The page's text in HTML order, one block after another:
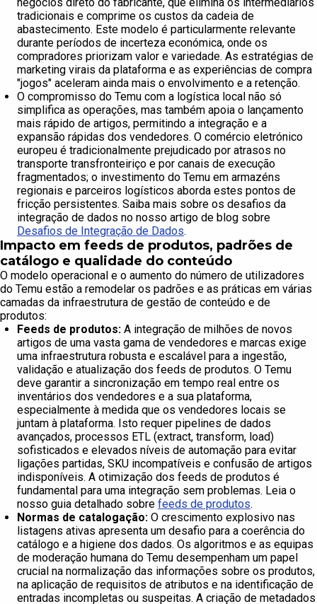
tradicionais e comprime os custos da cadeia de
abastecimento. Este modelo é particularmente relevante
durante períodos de incerteza económica, onde os
compradores priorizam valor e variedade. As estratégias de
marketing virais da plataforma e as experiências de compra
"jogos" aceleram ainda mais o envolvimento e a retenção.
O compromisso do Temu com a logística local não só
simplifica as operações, mas também apoia o lançamento
mais rápido de artigos, permitindo a integração e a
expansão rápidas dos vendedores. O comércio eletrónico
europeu é tradicionalmente prejudicado por atrasos no
transporte transfronteiriço e por canais de execução
fragmentados; o investimento do Temu em armazéns
regionais e parceiros logísticos aborda estes pontos de
fricção persistentes. Saiba mais sobre os desafios da
integração de dados no nosso artigo de blog sobre
Desafios de Integração de Dados.
Impacto em feeds de produtos, padrões de
catálogo e qualidade do conteúdo
O modelo operacional e o aumento do número de utilizadores
do Temu estão a remodelar os padrões e as práticas em várias
camadas da infraestrutura de gestão de conteúdo e de
produtos:
Feeds de produtos: A integração de milhões de novos
artigos de uma vasta gama de vendedores e marcas exige
uma infraestrutura robusta e escalável para a ingestão,
validação e atualização dos feeds de produtos. O Temu
deve garantir a sincronização em tempo real entre os
inventários dos vendedores e a sua plataforma,
especialmente à medida que os vendedores locais se
juntam à plataforma. Isto requer pipelines de dados
avançados, processos ETL (extract, transform, load)
sofisticados e elevados níveis de automação para evitar
ligações partidas, SKU incompatíveis e confusão de artigos
indisponíveis. A otimização dos feeds de produtos é
fundamental para uma integração sem problemas. Leia o
nosso guia detalhado sobre feeds de produtos.
Normas de catalogação: O crescimento explosivo nas
listagens ativas apresenta um desafio para a coerência do
catálogo e a higiene dos dados. Os algoritmos e as equipas
de moderação humana do Temu desempenham um papel
crucial na normalização das informações sobre os produtos,
na aplicação de requisitos de atributos e na identificação de
entradas incompletas ou suspeitas. A criação de metadados